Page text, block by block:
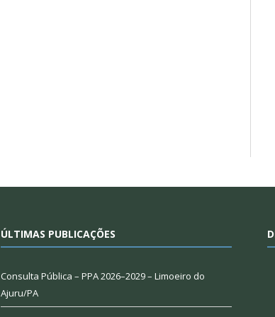
ÚLTIMAS PUBLICAÇÕES
Consulta Pública – PPA 2026–2029 – Limoeiro do
Ajuru/PA